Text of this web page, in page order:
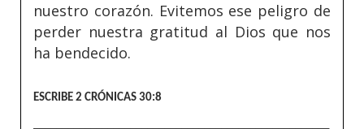
nuestro corazón. Evitemos ese peligro de
perder nuestra gratitud al Dios que nos
ha bendecido.
ESCRIBE 2 CRÓNICAS 30:8